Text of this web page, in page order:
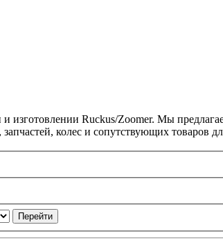
изготовлении Ruckus/Zoomer. Мы
колес и сопутствующих товаров